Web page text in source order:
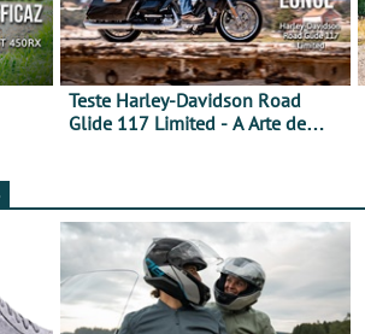
Teste Harley-Davidson Road
Glide 117 Limited - A Arte de